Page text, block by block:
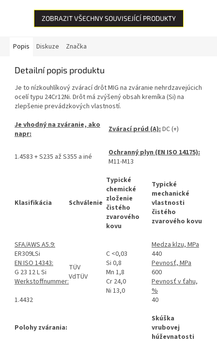
mastných...
ZOBRAZIT VŠECHNY SOUVISEJÍCÍ PRODUKTY
Popis Diskuze Značka
Detailní popis produktu
Je to nízkouhlíkový zvárací drôt MIG na zváranie nehrdzavejúcich
ocelí typu 24Cr12Ni. Drôt má zvýšený obsah kremíka (Si) na
zlepšenie prevádzkových vlastností.
Je vhodný na zváranie, ako
napr:
Zvárací prúd (A):DC (+)
1.4583 + S235 až S355 a iné
Ochranný plyn (EN ISO 14175):
M11-M13
Klasifikácia Schválenie
Typické
chemické
zloženie
čistého
zvarového
kovu
Typické
mechanické
vlastnosti
čistého
zvarového kovu
SFA/AWS A5.9:
ER309LSi
EN ISO 14343:
G 23 12 L Si
Werkstoffnummer:
1.4432
TÜV
VdTÜV
C <0,03
Si 0,8
Mn 1,8
Cr 24,0
Ni 13,0
Medza klzu, MPa
440
Pevnosť, MPa
600
Pevnosť v ťahu,
%
40
Polohy zvárania:
Skúška
vrubovej
húževnatosti